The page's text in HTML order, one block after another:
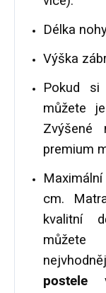
Délka
Výška
Pokud si
můžete
Zvýšené
premium
cm.
kvalitní
můžete
postele